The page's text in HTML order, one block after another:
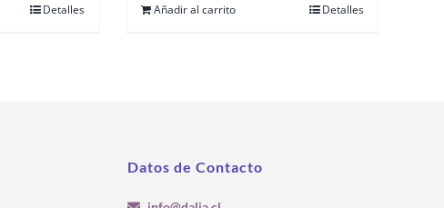
Detalles Añadir al carrito Detalles
Datos de Contacto